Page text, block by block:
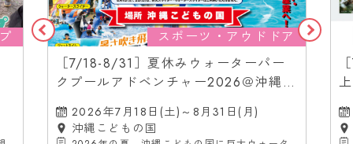
スポーツ・アウドドア
［7/18-8/31］夏休みウォーターパー
クプールアドベンチャー2026＠沖縄こ
2026年7月18日(土)～8月31日(月)
沖縄こどもの国